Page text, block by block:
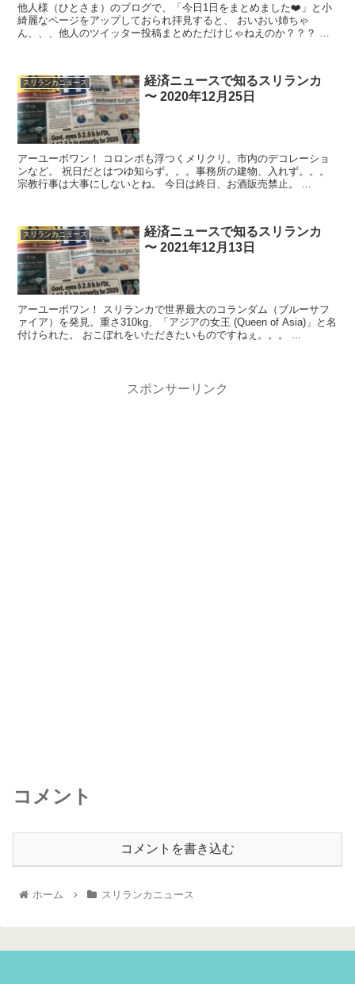
他人様（ひとさま）のブログで、「今日1日をまとめました❤️」と小
綺麗なページをアップしておられ拝見すると、 おいおい姉ちゃ
ん、、、他人のツイッター投稿まとめただけじゃねえのか？？？ と
スリランカニュース
経済ニュースで知るスリランカ
〜 2020年12月25日
アーユーボワン！ コロンボも浮つくメリクリ。市内のデコレーショ
ンなど。 祝日だとはつゆ知らず。。。事務所の建物、入れず。。。
宗教行事は大事にしないとね。 今日は終日、お酒販売禁止。 ...
スリランカニュース
経済ニュースで知るスリランカ
〜 2021年12月13日
アーユーボワン！ スリランカで世界最大のコランダム（ブルーサフ
ァイア）を発見。重さ310kg、「アジアの女王 (Queen of Asia)」と名
付けられた。 おこぼれをいただきたいものですねぇ。。。 ...
スポンサーリンク
コメント
コメントを書き込む
ホーム スリランカニュース